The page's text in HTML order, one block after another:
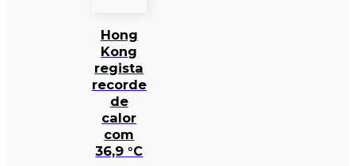
Hong
Kong
regista
recorde
de
calor
com
36,9 °C